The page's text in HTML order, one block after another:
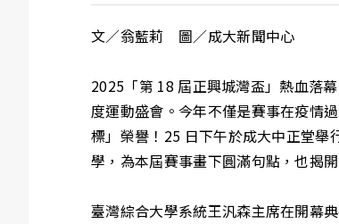
文／翁藍莉 圖／成大新聞中心
2025「第 18 屆正興城灣盃」熱血落
度運動盛會。今年不僅是賽事在疫情
標」榮譽！25 日下午於成大中正堂舉
學，為本屆賽事畫下圓滿句點，也揭
臺灣綜合大學系統王汎森主席在開幕